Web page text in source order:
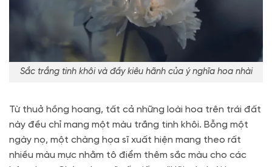
Sắc trắng tinh khôi và đầy kiêu hãnh của ý nghĩa hoa nhài
Từ thuở hồng hoang, tất cả những loài hoa trên trái đất
này đều chỉ mang một màu trắng tinh khôi. Bỗng một
ngày nọ, một chàng họa sĩ xuất hiện mang theo rất
nhiều màu mực nhằm tô điểm thêm sắc màu cho các